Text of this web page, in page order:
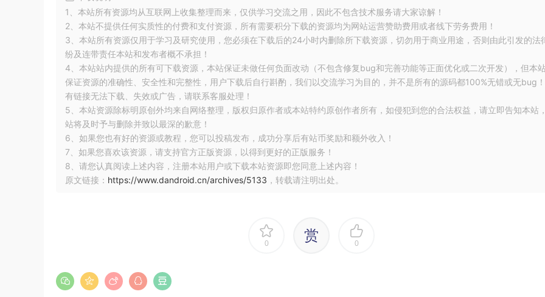
1、本站所有资源均从互联网上收集整理而来，仅供学习交流之用，因此不包含技术服务请大家谅解！
2、本站不提供任何实质性的付费和支付资源，所有需要积分下载的资源均为网站运营赞助费用或者线下劳务费用！
3、本站所有资源仅用于学习及研究使用，您必须在下载后的24小时内删除所下载资源，切勿用于商业用途，否则由此引发的法
纷及连带责任本站和发布者概不承担！
4、本站站内提供的所有可下载资源，本站保证未做任何负面改动（不包含修复bug和完善功能等正面优化或二次开发），但本
保证资源的准确性、安全性和完整性，用户下载后自行斟酌，我们以交流学习为目的，并不是所有的源码都100%无错或无bug
有链接无法下载、失效或广告，请联系客服处理！
5、本站资源除标明原创外均来自网络整理，版权归原作者或本站特约原创作者所有，如侵犯到您的合法权益，请立即告知本站
站将及时予与删除并致以最深的歉意！
6、如果您也有好的资源或教程，您可以投稿发布，成功分享后有站币奖励和额外收入！
7、如果您喜欢该资源，请支持官方正版资源，以得到更好的正版服务！
8、请您认真阅读上述内容，注册本站用户或下载本站资源即您同意上述内容！
原文链接： https://www.dandroid.cn/archives/5133 ，转载请注明出处。
0 赏 0